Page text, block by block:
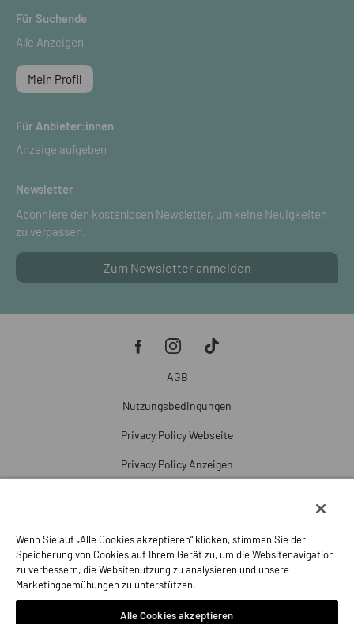
Für Suchende
Alle Anzeigen
Mein Profil
Für Anbieter:innen
Anzeige aufgeben
Newsletter
Abonniere den kostenlosen Newsletter, um keine Neuigkeiten
zu verpassen.
Zum Newsletter anmelden
AGB
Nutzungsbedingungen
Privacy Policy Webseite
Privacy Policy Anzeigen
Beschwerde
Impressum
Wenn Sie auf „Alle Cookies akzeptieren“ klicken, stimmen Sie der
Speicherung von Cookies auf Ihrem Gerät zu, um die Websitenavigation
zu verbessern, die Websitenutzung zu analysieren und unsere
Marketingbemühungen zu unterstützen.
Alle Cookies akzeptieren